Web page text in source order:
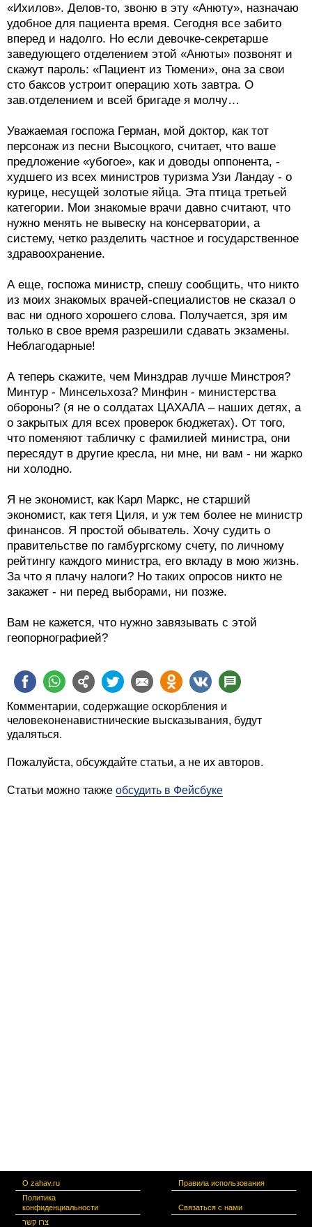
«Ихилов». Делов-то, звоню в эту «Анюту», назначаю
удобное для пациента время. Сегодня все забито
вперед и надолго. Но если девочке-секретарше
заведующего отделением этой «Анюты» позвонят и
скажут пароль: «Пациент из Тюмени», она за свои
сто баксов устроит операцию хоть завтра. О
зав.отделением и всей бригаде я молчу…
Уважаемая госпожа Герман, мой доктор, как тот
персонаж из песни Высоцкого, считает, что ваше
предложение «убогое», как и доводы оппонента, -
худшего из всех министров туризма Узи Ландау - о
курице, несущей золотые яйца. Эта птица третьей
категории. Мои знакомые врачи давно считают, что
нужно менять не вывеску на консерватории, а
систему, четко разделить частное и государственное
здравоохранение.
А еще, госпожа министр, спешу сообщить, что никто
из моих знакомых врачей-специалистов не сказал о
вас ни одного хорошего слова. Получается, зря им
только в свое время разрешили сдавать экзамены.
Неблагодарные!
А теперь скажите, чем Минздрав лучше Минстроя?
Минтур - Минсельхоза? Минфин - министерства
обороны? (я не о солдатах ЦАХАЛА – наших детях, а
о закрытых для всех проверок бюджетах). От того,
что поменяют табличку с фамилией министра, они
пересядут в другие кресла, ни мне, ни вам - ни жарко
ни холодно.
Я не экономист, как Карл Маркс, не старший
экономист, как тетя Циля, и уж тем более не министр
финансов. Я простой обыватель. Хочу судить о
правительстве по гамбургскому счету, по личному
рейтингу каждого министра, его вкладу в мою жизнь.
За что я плачу налоги? Но таких опросов никто не
закажет - ни перед выборами, ни позже.
Вам не кажется, что нужно завязывать с этой
геопорнографией?
Комментарии, содержащие оскорбления и
человеконенавистнические высказывания, будут
удаляться.
Пожалуйста, обсуждайте статьи, а не их авторов.
Статьи можно также обсудить в Фейсбуке
О zahav.ru
Правила использования
Политика
конфиденциальности
Связаться с нами
צרו קשר